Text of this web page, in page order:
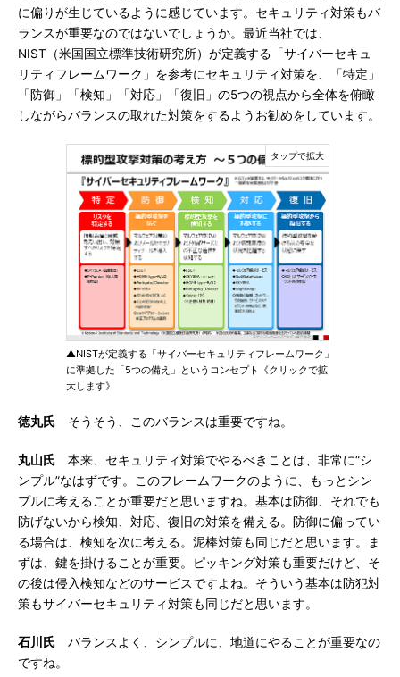
に偏りが生じているように感じています。セキュリティ対策もバ
ランスが重要なのではないでしょうか。最近当社では、
NIST（米国国立標準技術研究所）が定義する「サイバーセキュ
リティフレームワーク」を参考にセキュリティ対策を、「特定」
「防御」「検知」「対応」「復旧」の5つの視点から全体を俯瞰
しながらバランスの取れた対策をするようお勧めをしています。
▲NISTが定義する「サイバーセキュリティフレームワーク」
に準拠した「5つの備え」というコンセプト《クリックで拡
大します》
徳丸氏 そうそう、このバランスは重要ですね。
丸山氏 本来、セキュリティ対策でやるべきことは、非常に“シ
ンプル”なはずです。このフレームワークのように、もっとシン
プルに考えることが重要だと思いますね。基本は防御、それでも
防げないから検知、対応、復旧の対策を備える。防御に偏ってい
る場合は、検知を次に考える。泥棒対策も同じだと思います。ま
ずは、鍵を掛けることが重要。ピッキング対策も重要だけど、そ
の後は侵入検知などのサービスですよね。そういう基本は防犯対
策もサイバーセキュリティ対策も同じだと思います。
石川氏 バランスよく、シンプルに、地道にやることが重要なの
ですね。